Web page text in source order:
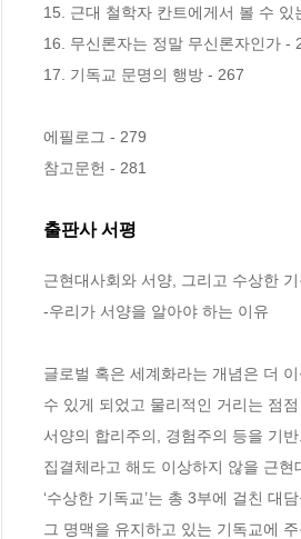
15. 근대 철학자 칸트에게서 볼 수
16. 무신론자는 정말 무신론자인가 -
17. 기독교 문명의 행방 - 267
에필로그 - 279
참고문헌 - 281
출판사 서평
근현대사회와 서양, 그리고 수상한 기
-우리가 서양을 알아야 하는 이유
글로벌 혹은 세계화라는 개념은 더
수 있게 되었고 물리적인 거리는 점
서양의 합리주의, 경험주의 등을 기
집결체라고 해도 이상하지 않을 근
‘수상한 기독교’는 총 3부에 걸친 대
그 명맥을 유지하고 있는 기독교에